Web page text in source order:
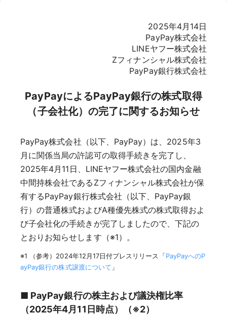
2025年4月14日
PayPay株式会社
LINEヤフー株式会社
Zフィナンシャル株式会社
PayPay銀行株式会社
PayPayによるPayPay銀行の株式取得
（子会社化）の完了に関するお知らせ
PayPay株式会社（以下、PayPay）は、2025年3
月に関係当局の許認可の取得手続きを完了し、
2025年4月11日、LINEヤフー株式会社の国内金融
中間持株会社であるZフィナンシャル株式会社が保
有するPayPay銀行株式会社（以下、PayPay銀
行）の普通株式およびA種優先株式の株式取得およ
び子会社化の手続きが完了しましたので、下記の
とおりお知らせします（※1）。
※1 （参考）2024年12月17日付プレスリリース「PayPayへのP
ayPay銀行の株式譲渡について 」
■ PayPay銀行の株主および議決権比率
（2025年4月11日時点）（※2）